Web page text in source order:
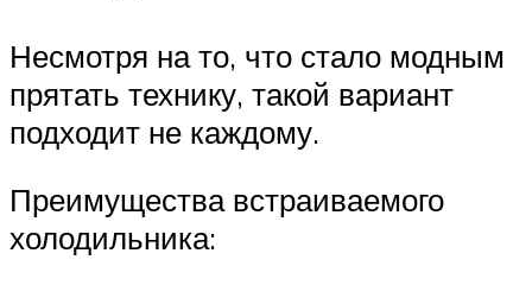
Несмотря на то, что стало модным
прятать технику, такой вариант
подходит не каждому.
Преимущества встраиваемого
холодильника: